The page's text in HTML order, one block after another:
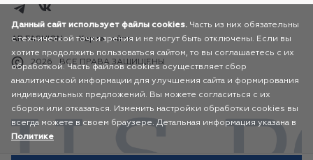
2026 ВСЕ ПРАВА ЗАЩИЩЕНЫ
AR FASHION Карта сайта
Данный сайт использует файлы cookies. Часть из них обязательны
с технической точки зрения и не могут быть отключены. Если вы
хотите продолжить пользоваться сайтом, то вы соглашаетесь с их
обработкой. Часть файлов cookies осуществляет сбор
аналитической информации для улучшения сайта и формирования
индивидуальных предложений. Вы можете согласиться с их
сбором или отказаться. Изменить настройки обработки cookies вы
всегда можете в своем браузере. Детальная информация указана в
Политике